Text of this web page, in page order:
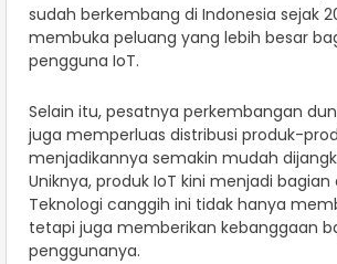
sudah berkembang di Indonesia sejak
membuka peluang yang lebih besar
pengguna IoT.
Selain itu, pesatnya perkembangan
juga memperluas distribusi produk-
menjadikannya semakin mudah
Uniknya, produk IoT kini menjadi
Teknologi canggih ini tidak hanya
tetapi juga memberikan kebanggaan
penggunanya.